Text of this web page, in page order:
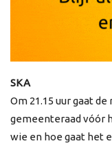
SKA
Om 21.15 uur gaat
gemeenteraad vóór
wie en hoe gaat het